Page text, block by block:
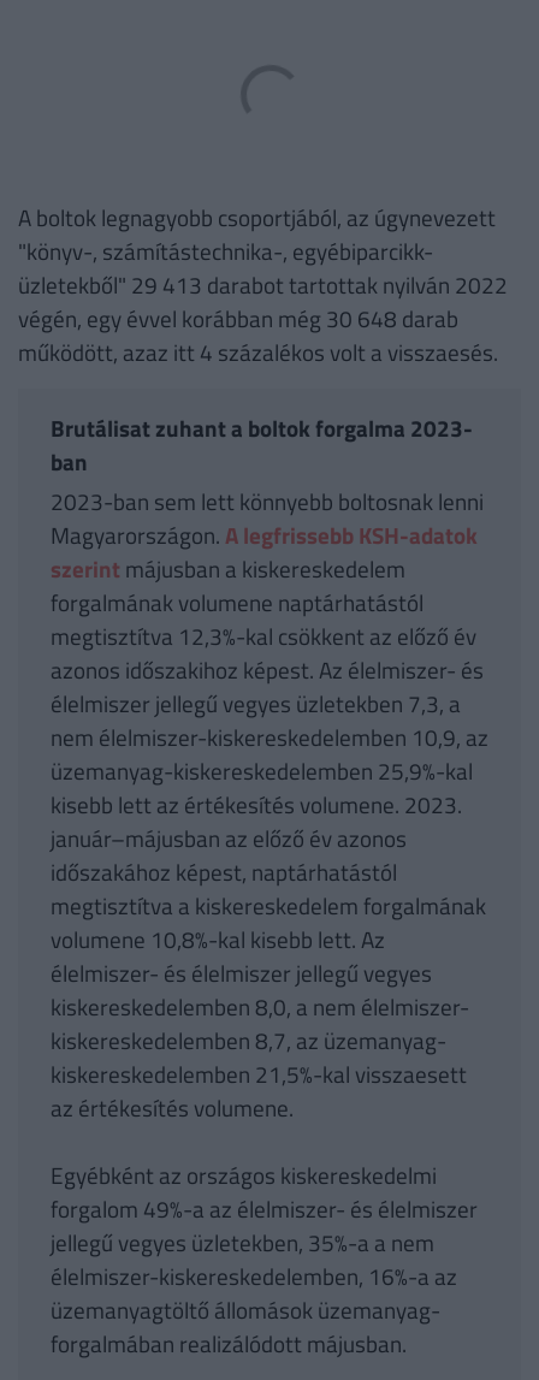
A boltok legnagyobb csoportjából, az úgynevezett
"könyv-, számítástechnika-, egyébiparcikk-
üzletekből" 29 413 darabot tartottak nyilván 2022
végén, egy évvel korábban még 30 648 darab
működött, azaz itt 4 százalékos volt a visszaesés.
Brutálisat zuhant a boltok forgalma 2023-
ban
2023-ban sem lett könnyebb boltosnak lenni
Magyarországon.A legfrissebb KSH-adatok
szerint májusban a kiskereskedelem
forgalmának volumene naptárhatástól
megtisztítva 12,3%-kal csökkent az előző év
azonos időszakihoz képest. Az élelmiszer- és
élelmiszer jellegű vegyes üzletekben 7,3, a
nem élelmiszer-kiskereskedelemben 10,9, az
üzemanyag-kiskereskedelemben 25,9%-kal
kisebb lett az értékesítés volumene. 2023.
január–májusban az előző év azonos
időszakához képest, naptárhatástól
megtisztítva a kiskereskedelem forgalmának
volumene 10,8%-kal kisebb lett. Az
élelmiszer- és élelmiszer jellegű vegyes
kiskereskedelemben 8,0, a nem élelmiszer-
kiskereskedelemben 8,7, az üzemanyag-
kiskereskedelemben 21,5%-kal visszaesett
az értékesítés volumene.
Egyébként az országos kiskereskedelmi
forgalom 49%-a az élelmiszer- és élelmiszer
jellegű vegyes üzletekben, 35%-a a nem
élelmiszer-kiskereskedelemben, 16%-a az
üzemanyagtöltő állomások üzemanyag-
forgalmában realizálódott májusban.